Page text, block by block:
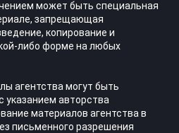
может быть специальная
запрещающая
копирование и
либо форме на любых
агентства могут быть
указанием авторства
материалов агентства в
письменного разрешения